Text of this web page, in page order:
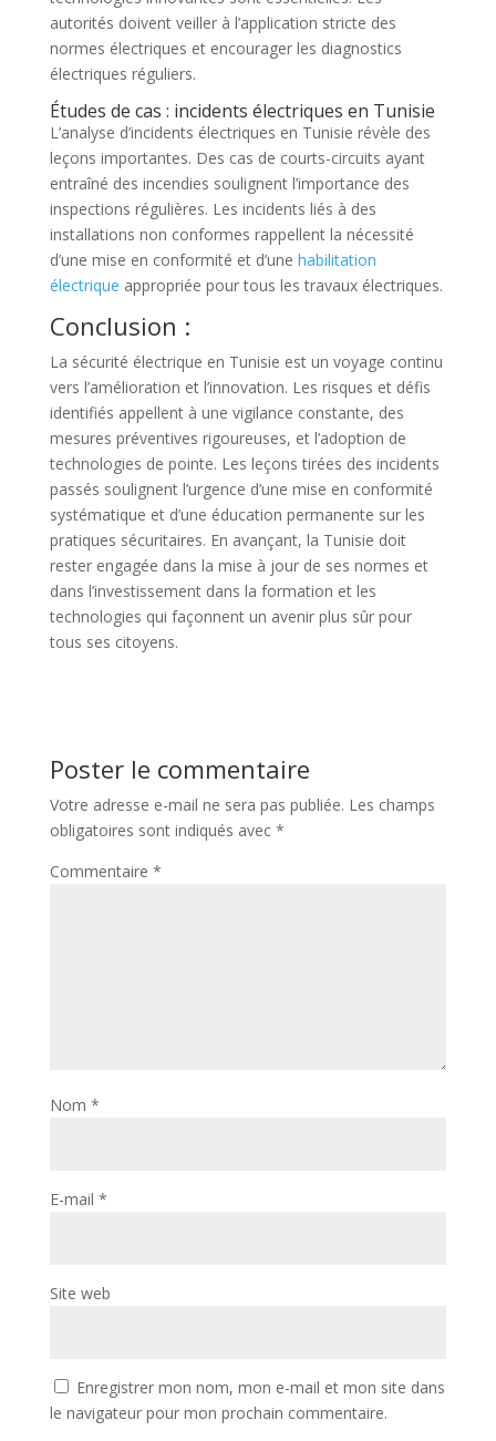
autorités doivent veiller à l’application stricte des
normes électriques et encourager les diagnostics
électriques réguliers.
Études de cas : incidents électriques en Tunisie
L’analyse d’incidents électriques en Tunisie révèle des
leçons importantes. Des cas de courts-circuits ayant
entraîné des incendies soulignent l’importance des
inspections régulières. Les incidents liés à des
installations non conformes rappellent la nécessité
d’une mise en conformité et d’une habilitation
électrique appropriée pour tous les travaux électriques.
Conclusion :
La sécurité électrique en Tunisie est un voyage continu
vers l’amélioration et l’innovation. Les risques et défis
identifiés appellent à une vigilance constante, des
mesures préventives rigoureuses, et l’adoption de
technologies de pointe. Les leçons tirées des incidents
passés soulignent l’urgence d’une mise en conformité
systématique et d’une éducation permanente sur les
pratiques sécuritaires. En avançant, la Tunisie doit
rester engagée dans la mise à jour de ses normes et
dans l’investissement dans la formation et les
technologies qui façonnent un avenir plus sûr pour
tous ses citoyens.
Poster le commentaire
Votre adresse e-mail ne sera pas publiée. Les champs
obligatoires sont indiqués avec *
Commentaire *
Nom *
E-mail *
Site web
Enregistrer mon nom, mon e-mail et mon site dans
le navigateur pour mon prochain commentaire.